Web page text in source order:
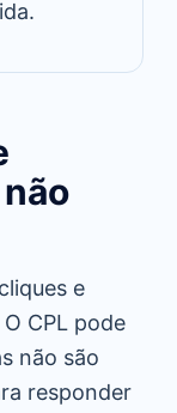
e
CPL pode
não são
responder